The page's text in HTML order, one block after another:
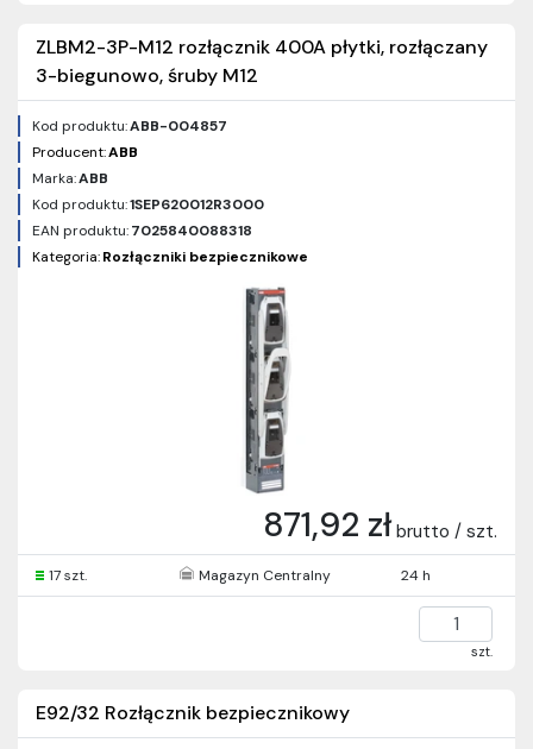
ZLBM2-3P-M12 rozłącznik 400A płytki, rozłączany
3-biegunowo, śruby M12
Kod produktu:ABB-004857
Producent:ABB
Marka:ABB
Kod produktu:1SEP620012R3000
EAN produktu:7025840088318
Kategoria:Rozłączniki bezpiecznikowe
871,92 zł brutto / szt.
17 szt. Magazyn Centralny 24 h
szt.
E92/32 Rozłącznik bezpiecznikowy